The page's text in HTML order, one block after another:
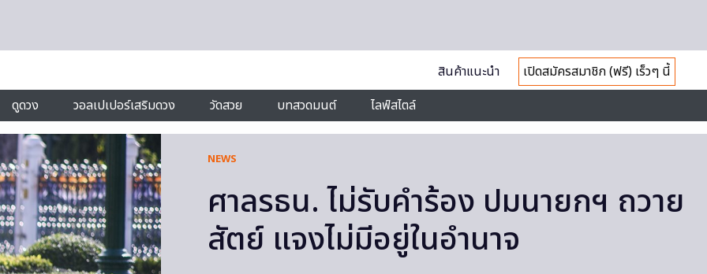
สินค้าแนะนำ
เปิดสมัครสมาชิก (ฟรี) เร็วๆ นี้
ดูดวง
วอลเปเปอร์เสริมดวง วัดสวย บทสวดมนต์ ไลฟ์สไตล์
NEWS
ศาลรธน. ไม่รับคำร้อง ปมนายกฯ ถวาย
สัตย์ แจงไม่มีอยู่ในอำนาจ